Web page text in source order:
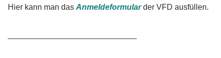
Hier kann man das Anmeldeformularder VFD ausfüllen.